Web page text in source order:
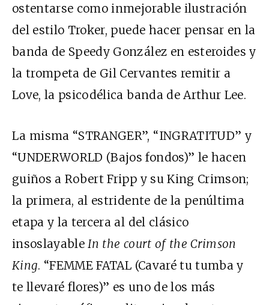
ostentarse como inmejorable ilustración
del estilo Troker, puede hacer pensar en la
banda de Speedy González en esteroides y
la trompeta de Gil Cervantes remitir a
Love, la psicodélica banda de Arthur Lee.
La misma “STRANGER”, “INGRATITUD” y
“UNDERWORLD (Bajos fondos)” le hacen
guiños a Robert Fripp y su King Crimson;
la primera, al estridente de la penúltima
etapa y la tercera al del clásico
insoslayableIn the court of the Crimson
King. “FEMME FATAL (Cavaré tu tumba y
te llevaré flores)” es uno de los más